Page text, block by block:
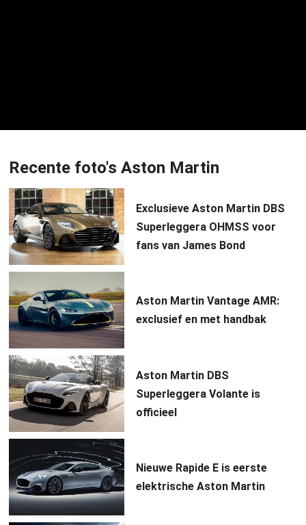
Recente foto's Aston Martin
Exclusieve Aston Martin DBS
Superleggera OHMSS voor
fans van James Bond
Aston Martin Vantage AMR:
exclusief en met handbak
Aston Martin DBS
Superleggera Volante is
officieel
Nieuwe Rapide E is eerste
elektrische Aston Martin